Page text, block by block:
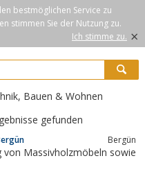
bestmöglichen Service zu
stimmen Sie der Nutzung zu.
Ich stimme zu. ×
Bauen & Wohnen
gefunden
Bergün